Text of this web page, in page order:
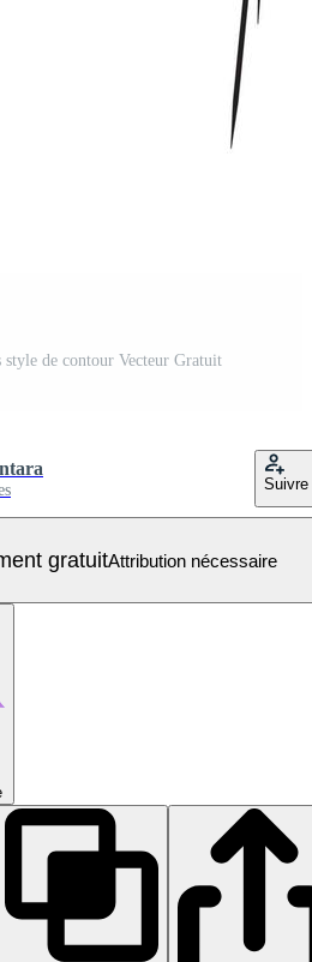
style de contour Vecteur Gratuit
Suivre
gratuitAttribution nécessaire